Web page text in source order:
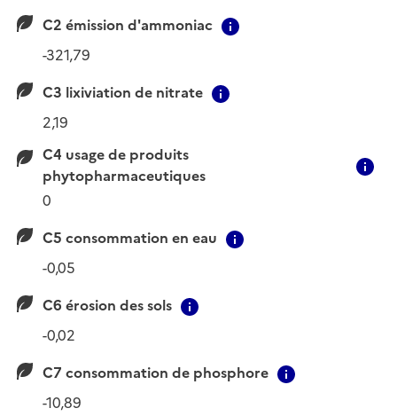
C2 émission d'ammoniac
-321,79
C3 lixiviation de nitrate
2,19
C4 usage de produits
phytopharmaceutiques
0
C5 consommation en eau
-0,05
C6 érosion des sols
-0,02
C7 consommation de phosphore
-10,89